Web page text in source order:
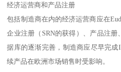
经济运营商和产品注册
包括制造商在内的经济运营商应在
企业注册（SRN的获得）、产品注册
据库的逐渐完善，制造商应尽早完
续产品在欧洲市场销售时受影响。